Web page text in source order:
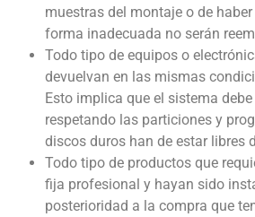
muestras del montaje o de
forma inadecuada no serán
Todo tipo de equipos o
devuelvan en las mismas
Esto implica que el sistema
respetando las particiones y
discos duros han de estar libres
Todo tipo de productos que
fija profesional y hayan sido
posterioridad a la compra que